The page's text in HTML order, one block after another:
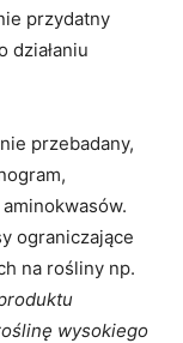
przydatny
działaniu
przebadany,
ograniczające
na rośliny np.
wysokiego